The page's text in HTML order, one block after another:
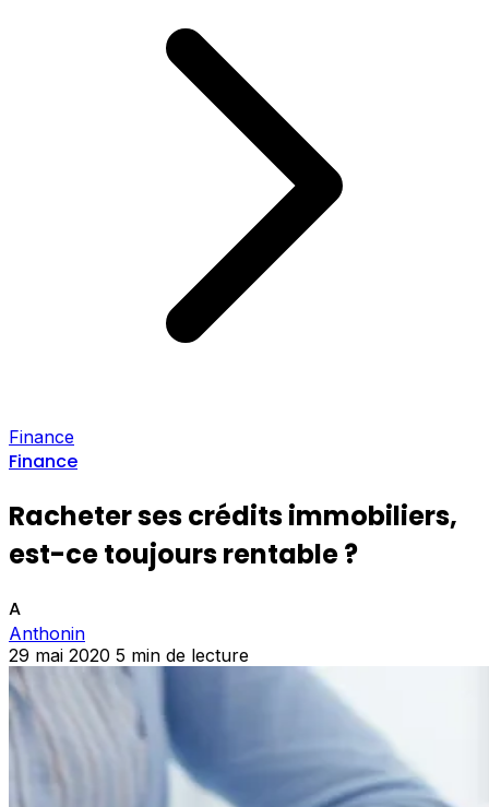
Finance
Finance
Racheter ses crédits immobiliers,
est-ce toujours rentable ?
A
Anthonin
29 mai 2020 5 min de lecture